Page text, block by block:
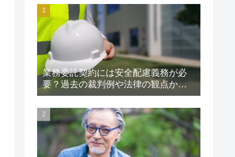
業務委託契約には安全配慮義務が必
要？過去の裁判例や法律の観点から
解説します！